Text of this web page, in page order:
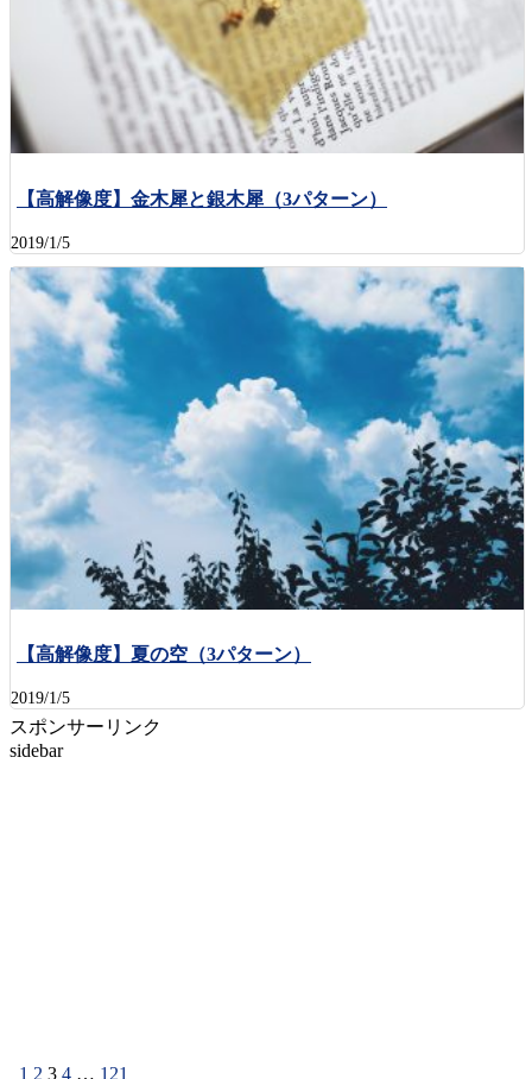
【高解像度】金木犀と銀木犀（3パターン）
2019/1/5
【高解像度】夏の空（3パターン）
2019/1/5
スポンサーリンク
sidebar
1 2 3 4 … 121